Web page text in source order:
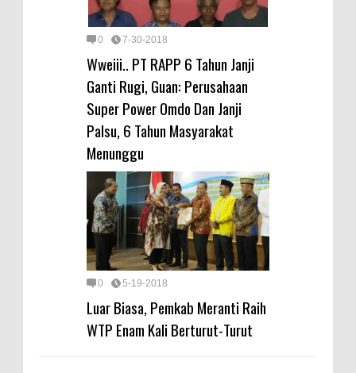
0 7-30-2018
Wweiii.. PT RAPP 6 Tahun Janji
Ganti Rugi, Guan: Perusahaan
Super Power Omdo Dan Janji
Palsu, 6 Tahun Masyarakat
Menunggu
0 5-19-2018
Luar Biasa, Pemkab Meranti Raih
WTP Enam Kali Berturut-Turut